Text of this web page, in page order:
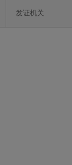
发证机关